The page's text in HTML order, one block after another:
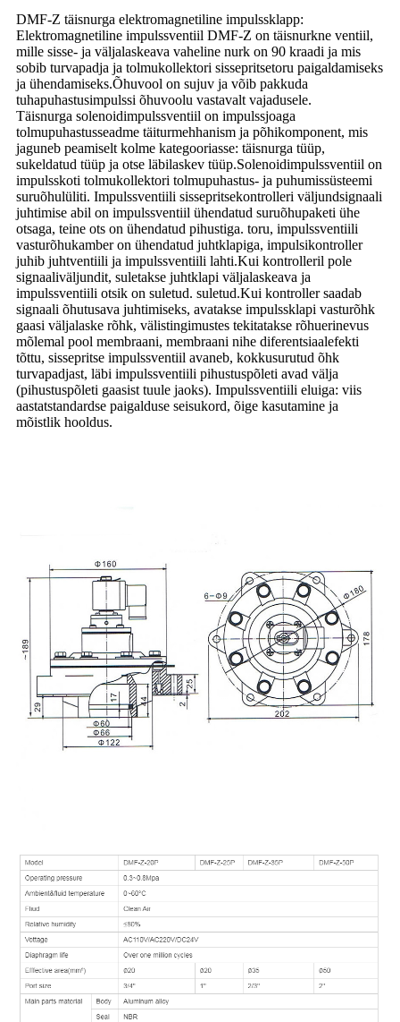
DMF-Z täisnurga elektromagnetiline impulssklapp:
Elektromagnetiline impulssventiil DMF-Z on täisnurkne ventiil,
mille sisse- ja väljalaskeava vaheline nurk on 90 kraadi ja mis
sobib turvapadja ja tolmukollektori sissepritsetoru paigaldamiseks
ja ühendamiseks.Õhuvool on sujuv ja võib pakkuda
tuhapuhastusimpulssi õhuvoolu vastavalt vajadusele.
Täisnurga solenoidimpulssventiil on impulssjoaga
tolmupuhastusseadme täiturmehhanism ja põhikomponent, mis
jaguneb peamiselt kolme kategooriasse: täisnurga tüüp,
sukeldatud tüüp ja otse läbilaskev tüüp.Solenoidimpulssventiil on
impulsskoti tolmukollektori tolmupuhastus- ja puhumissüsteemi
suruõhulüliti. Impulssventiili sissepritsekontrolleri väljundsignaali
juhtimise abil on impulssventiil ühendatud suruõhupaketi ühe
otsaga, teine ​​ots on ühendatud pihustiga. toru, impulssventiili
vasturõhukamber on ühendatud juhtklapiga, impulsikontroller
juhib juhtventiili ja impulssventiili lahti.Kui kontrolleril pole
signaaliväljundit, suletakse juhtklapi väljalaskeava ja
impulssventiili otsik on suletud. suletud.Kui kontroller saadab
signaali õhutusava juhtimiseks, avatakse impulssklapi vasturõhk
gaasi väljalaske rõhk, välistingimustes tekitatakse rõhuerinevus
mõlemal pool membraani, membraani nihe diferentsiaalefekti
tõttu, sissepritse impulssventiil avaneb, kokkusurutud õhk
turvapadjast, läbi impulssventiili pihustuspõleti avad välja
(pihustuspõleti gaasist tuule jaoks). Impulssventiili eluiga: viis
aastatstandardse paigalduse seisukord, õige kasutamine ja
mõistlik hooldus.